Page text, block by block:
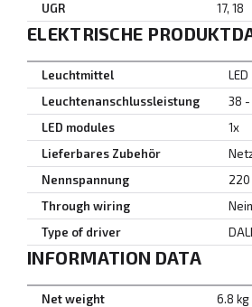
UGR
17, 18
ELEKTRISCHE
Leuchtmittel
LED
Leuchtenanschlussleistung
38 -
LED modules
1x
Lieferbares Zubehör
Nennspannung
220
Through wiring
Nein
Type of driver
INFORMATION DATA
Net weight
6.8 kg